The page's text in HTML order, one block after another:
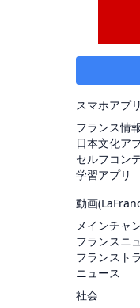
スマホアプリ
フランス情
日本文化ア
セルフコン
学習アプリ
動画(
メインチャ
フランスニ
フランスト
ニュース
社会